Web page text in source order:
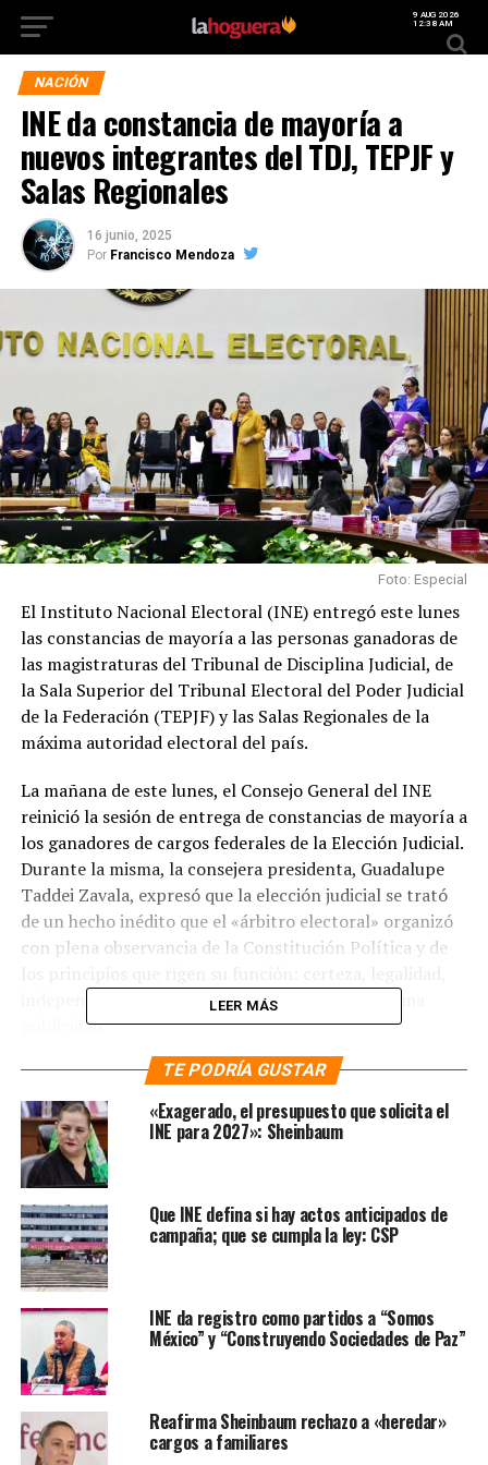
9 AUG 2026
12:38 AM
NACIÓN
INE da constancia de mayoría a
nuevos integrantes del TDJ, TEPJF y
Salas Regionales
16 junio, 2025
Por Francisco Mendoza
Foto: Especial
El Instituto Nacional Electoral (INE) entregó este lunes
las constancias de mayoría a las personas ganadoras de
las magistraturas del Tribunal de Disciplina Judicial, de
la Sala Superior del Tribunal Electoral del Poder Judicial
de la Federación (TEPJF) y las Salas Regionales de la
máxima autoridad electoral del país.
La mañana de este lunes, el Consejo General del INE
reinició la sesión de entrega de constancias de mayoría a
los ganadores de cargos federales de la Elección Judicial.
Durante la misma, la consejera presidenta, Guadalupe
Taddei Zavala, expresó que la elección judicial se trató
de un hecho inédito que el «árbitro electoral» organizó
con plena observancia de la Constitución Política y de
independencia, imparcialidad, objetividad y máxima
publicidad.
«La legalidad del proceso ha sido garantizada por
múltiples mecanismos, desde la fiscalización de los
recursos utilizados por las candidaturas, un sistema de
cómputos robusto, millones de interacciones para
conocer a las candidaturas, hasta la implementación de
medidas de accesibilidad, paridad, seguridad, en el
traslado de materiales, capacitación ciudadana y
vigilancia del voto a través de observadores electorales y
visitantes extranjeros», pronunció.
Te puede interesar:
Taddei Zavala comentó que la entrega de las
confiable y sujeto a estrictos mecanismos de verificación
que garantizan la voluntad ciudadana expresada en las
LEER MÁS
TE PODRÍA GUSTAR
«Exagerado, el presupuesto que solicita el
INE para 2027»: Sheinbaum
Que INE defina si hay actos anticipados de
campaña; que se cumpla la ley: CSP
INE da registro como partidos a “Somos
México” y “Construyendo Sociedades de Paz”
Reafirma Sheinbaum rechazo a «heredar»
cargos a familiares